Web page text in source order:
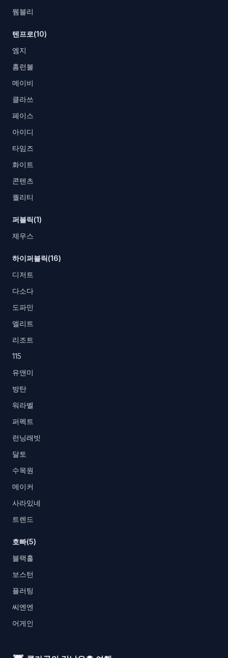
웸블리
텐프로(10)
엠지
홈런볼
메이비
클라쓰
페이스
아이디
타임즈
화이트
콘텐츠
퀄리티
퍼블릭(1)
제우스
하이퍼블릭(16)
디저트
다소다
도파민
엘리트
리조트
115
유앤미
방탄
워라벨
퍼펙트
런닝래빗
달토
수목원
메이커
사라있네
트렌드
호빠(5)
블랙홀
보스턴
플러팅
씨엔엔
어게인